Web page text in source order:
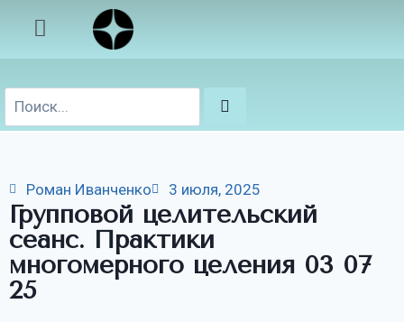
Роман Иванченко 3 июля, 2025
Групповой целительский
сеанс. Практики
многомерного целения 03 07
25